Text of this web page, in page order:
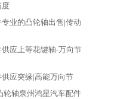
度
业的凸轮轴出售|传动
应上等花键轴-万向节
应突缘|高能万向节
轮轴泉州鸿星汽车配件